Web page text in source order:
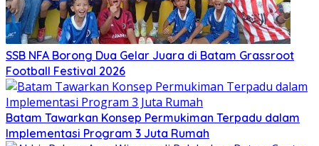
SSB NFA Borong Dua Gelar Juara di Batam Grassroot
Football Festival 2026
Batam Tawarkan Konsep Permukiman Terpadu dalam
Implementasi Program 3 Juta Rumah